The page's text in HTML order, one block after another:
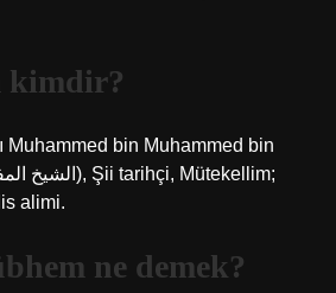
kimdir?
Muhammed bin Muhammed bin
alimi.
ne demek?